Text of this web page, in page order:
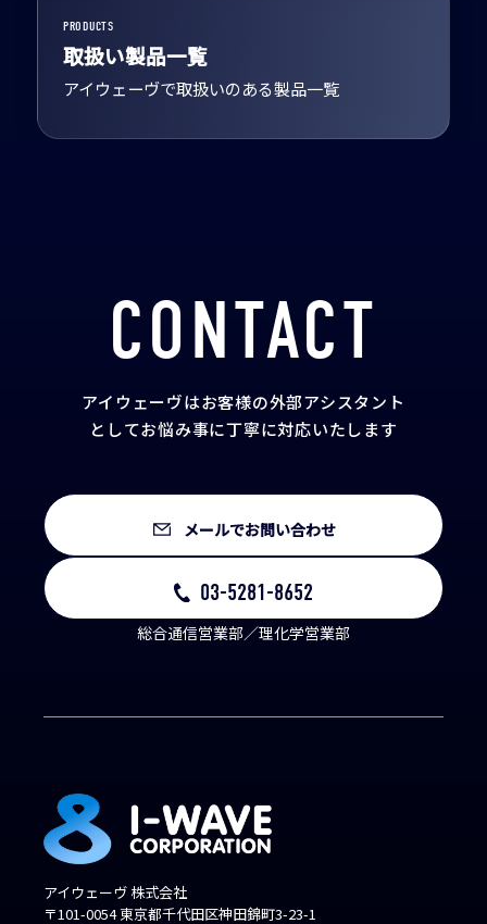
PRODUCTS
取扱い製品一覧
アイウェーヴで取扱いのある製品一覧
CONTACT
アイウェーヴはお客様の外部アシスタント
としてお悩み事に丁寧に対応いたします
メールでお問い合わせ
03-5281-8652
総合通信営業部／理化学営業部
アイウェーヴ 株式会社
〒101-0054 東京都千代田区神田錦町3-23-1